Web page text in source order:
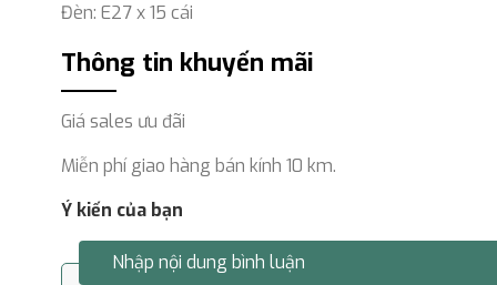
Đèn: E27 x 15 cái
Thông tin khuyến mãi
Giá sales ưu đãi
Miễn phí giao hàng bán kính 10 km.
Ý kiến của bạn
Nhập nội dung bình luận